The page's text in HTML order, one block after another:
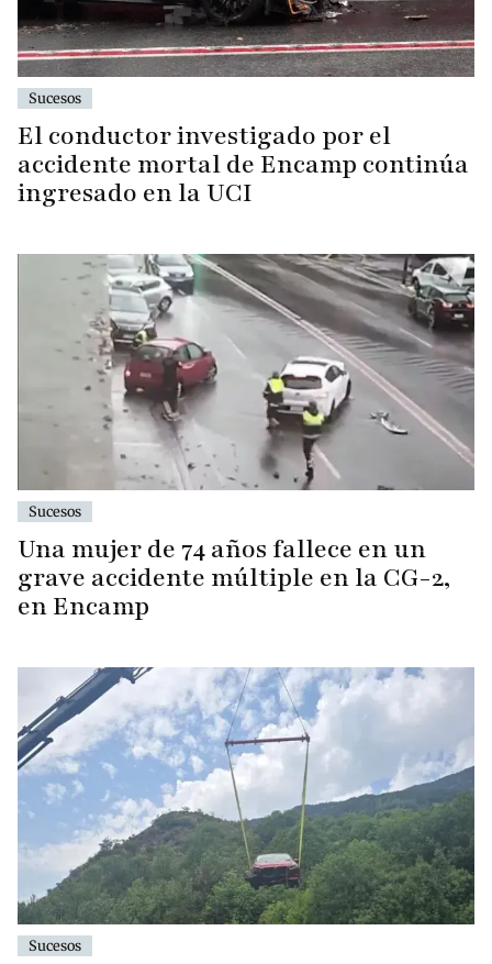
Sucesos
El conductor investigado por el
accidente mortal de Encamp continúa
ingresado en la UCI
Sucesos
Una mujer de 74 años fallece en un
grave accidente múltiple en la CG-2,
en Encamp
Sucesos